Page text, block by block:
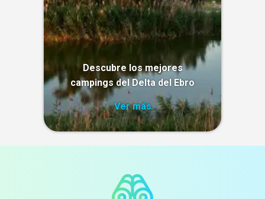
Descubre los mejores
campings del Delta del Ebro
Ver más